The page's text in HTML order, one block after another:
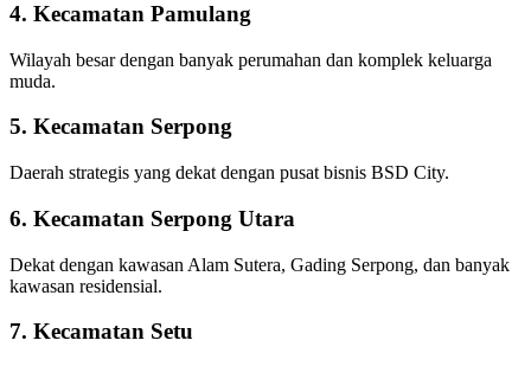
4. Kecamatan Pamulang
Wilayah besar dengan banyak perumahan dan komplek keluarga
muda.
5. Kecamatan Serpong
Daerah strategis yang dekat dengan pusat bisnis BSD City.
6. Kecamatan Serpong Utara
Dekat dengan kawasan Alam Sutera, Gading Serpong, dan banyak
kawasan residensial.
7. Kecamatan Setu